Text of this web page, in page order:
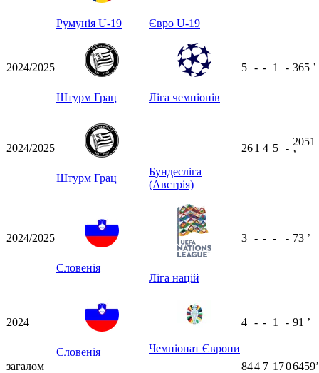
Румунія U-19 Євро U-19
2024/2025
Штурм Грац Ліга чемпіонів
5 - - 1 - 365 ʼ
2024/2025
Штурм Грац
Бундесліга
(Австрія)
261 4 5 -
2051
ʼ
2024/2025
Словенія
Ліга націй
3 - - - - 73 ʼ
2024
Словенія Чемпіонат Європи
4 - - 1 - 91 ʼ
загалом 844 7 1706459ʼ